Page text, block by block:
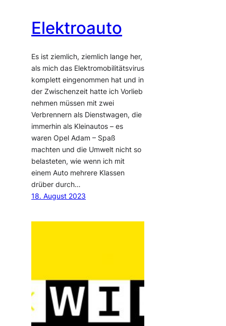
Elektroauto
Es ist ziemlich, ziemlich lange her,
als mich das Elektromobilitätsvirus
komplett eingenommen hat und in
der Zwischenzeit hatte ich Vorlieb
nehmen müssen mit zwei
Verbrennern als Dienstwagen, die
immerhin als Kleinautos – es
waren Opel Adam – Spaß
machten und die Umwelt nicht so
belasteten, wie wenn ich mit
einem Auto mehrere Klassen
drüber durch…
18. August 2023